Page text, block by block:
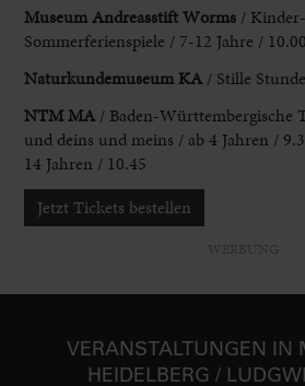
Museum Andreasstift Worms /
Sommerferienspiele / 7-12 Jahre / 10.00
Naturkundemuseum KA / Stille
NTM MA / Baden-Württembergische
und deins undmeins / ab 4 Jahren /
14 Jahren / 10.45
Jetzt Tickets bestellen
VER­ANSTAL­TUNGEN IN
HEIDELBERG /